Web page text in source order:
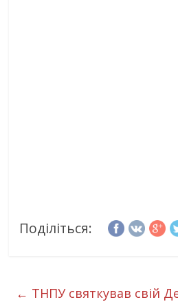
Поділіться:
← ТНПУ святкував свій